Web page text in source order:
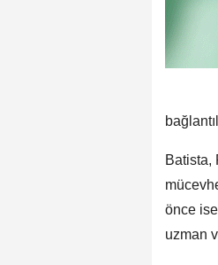
Batista,
önce
uzman